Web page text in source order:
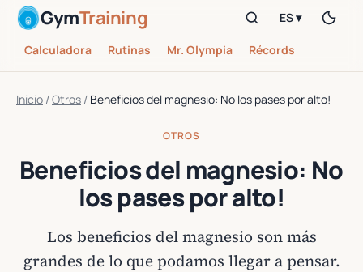
GymTraining
Calculadora Rutinas Mr. Olympia Récords
ES ▾
Inicio /Otros / Beneficios del magnesio: No los pases por alto!
OTROS
Beneficios del magnesio: No
los pases por alto!
Los beneficios del magnesio son más
grandes de lo que podamos llegar a pensar.